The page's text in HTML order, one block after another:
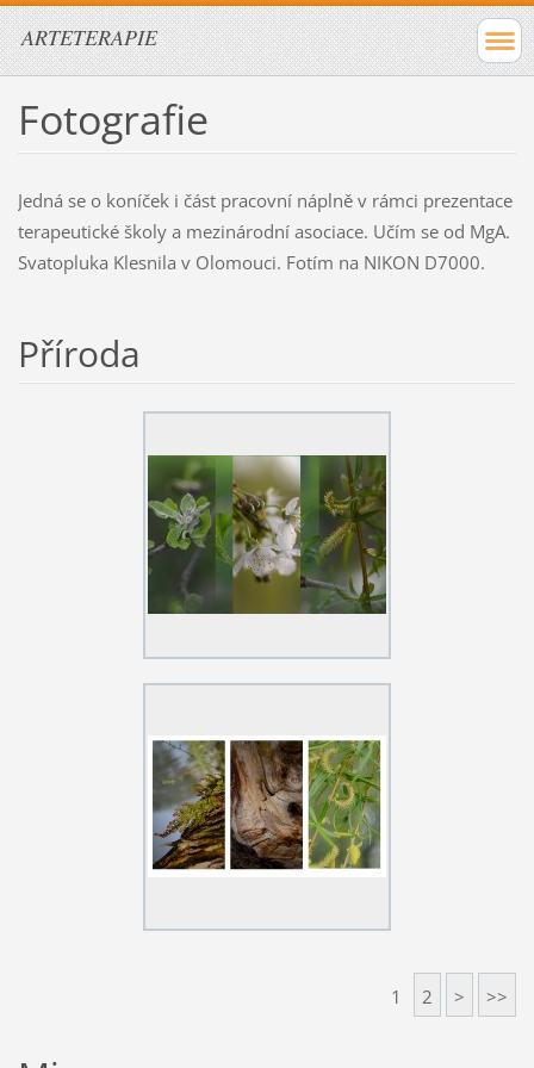
ARTETERAPIE
Fotografie
Jedná se o koníček i část pracovní náplně v rámci prezentace
terapeutické školy a mezinárodní asociace. Učím se od MgA.
Svatopluka Klesnila v Olomouci. Fotím na NIKON D7000.
Příroda
1 2 > >>